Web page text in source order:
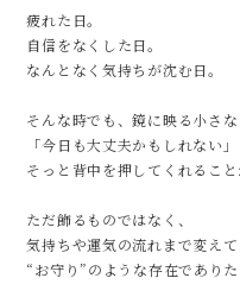
疲れた日。
自信をなくした日。
なんとなく気持ちが沈む日。
そんな時でも、鏡に映る小さ
「今日も大丈夫かもしれない」
そっと背中を押してくれること
ただ飾るものではなく、
気持ちや運気の流れまで変えて
“お守り”のような存在でありた